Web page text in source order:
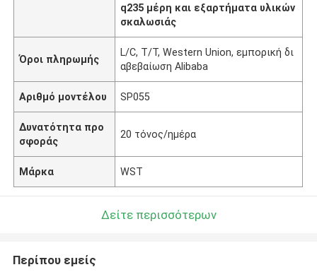
q235 μέρη και εξαρτήματα υλικών
σκαλωσιάς
Όροι πληρωμής
L/C, T/T, Western Union, εμπορική δι
αβεβαίωση Alibaba
Αριθμό μοντέλου SP055
Δυνατότητα προ
σφοράς
20 τόνος/ημέρα
Μάρκα WST
Δείτε περισσότερων
Περίπου εμείς